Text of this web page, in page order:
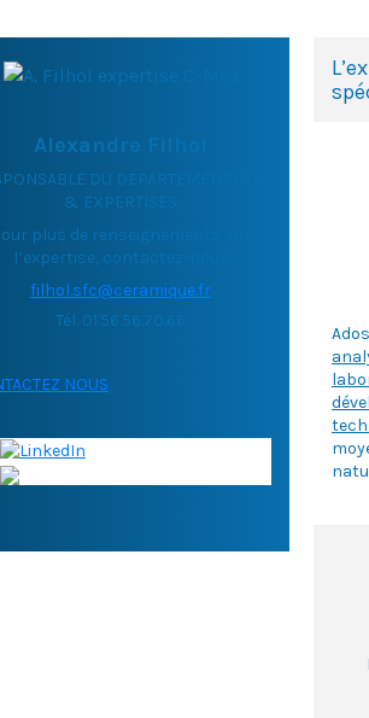
Alexandre Filhol
DU DEPARTEMENT CTIC
& EXPERTISES
plus de renseignements sur
l’expertise, contactez-nous
filhol.sfc@ceramique.fr
Tél. 01.56.56.70.66
NOUS